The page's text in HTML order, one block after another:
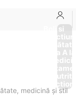
Boli si
Afectiuni
Sănătate
de la A
medicină și stil